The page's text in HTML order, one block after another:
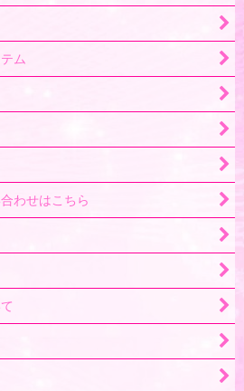
ム
わせはこちら